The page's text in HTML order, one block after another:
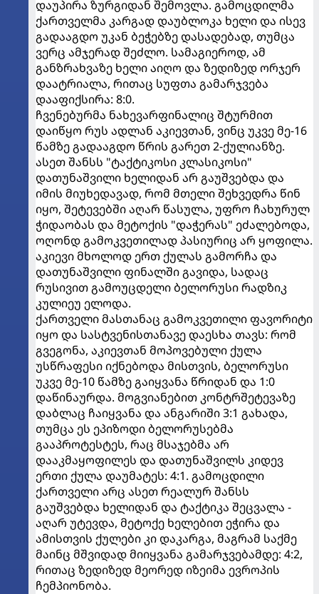
დაუპირა ზურგიდან შემოვლა. გამოცდილმა
ქართველმა კარგად დაუბლოკა ხელი და ისევ
გადააგდო უკან ბეჭებზე დასადებად, თუმცა
ვერც ამჯერად შეძლო. სამაგიეროდ, ამ
განზრახვაზე ხელი აიღო და ზედიზედ ორჯერ
დაატრიალა, რითაც სუფთა გამარჯვება
დააფიქსირა: 8:0.
ჩვენებურმა ნახევარფინალიც შტურმით
დაიწყო რუს ადლან აკიევთან, ვინც უკვე მე-16
წამზე გადააგდო წრის გარეთ 2-ქულიანზე.
ასეთ შანსს "ტაქტიკოსი კლასიკოსი"
დათუნაშვილი ხელიდან არ გაუშვებდა და
იმის მიუხედავად, რომ მთელი შეხვედრა წინ
იყო, შეტევებში აღარ წასულა, უფრო ჩახურულ
ჭიდაობას და მეტოქის "დაჭერას" ეძალებოდა,
ოღონდ გამოკვეთილად პასიურიც არ ყოფილა.
აკიევი მხოლოდ ერთ ქულას გამორჩა და
დათუნაშვილი ფინალში გავიდა, სადაც
რუსივით გამოუცდელი ბელორუსი რადზიკ
კულიეუ ელოდა.
ქართველი მასთანაც გამოკვეთილი ფავორიტი
იყო და სასტვენისთანავე დაესხა თავს: რომ
გვეგონა, აკიევთან მოპოვებული ქულა
უსწრაფესი იქნებოდა მისთვის, ბელორუსი
უკვე მე-10 წამზე გაიყვანა წრიდან და 1:0
დაწინაურდა. მოგვიანებით კონტრშეტევაზე
დაბლაც ჩაიყვანა და ანგარიში 3:1 გახადა,
თუმცა ეს ეპიზოდი ბელორუსებმა
გააპროტესტეს, რაც მსაჯებმა არ
დააკმაყოფილეს და დათუნაშვილს კიდევ
ერთი ქულა დაუმატეს: 4:1. გამოცდილი
ქართველი არც ასეთ რეალურ შანსს
გაუშვებდა ხელიდან და ტაქტიკა შეცვალა -
აღარ უტევდა, მეტოქე ხელებით ეჭირა და
ამისთვის ქულები კი დაკარგა, მაგრამ საქმე
მაინც მშვიდად მიიყვანა გამარჯვებამდე: 4:2,
რითაც ზედიზედ მეორედ იზეიმა ევროპის
ჩემპიონობა.